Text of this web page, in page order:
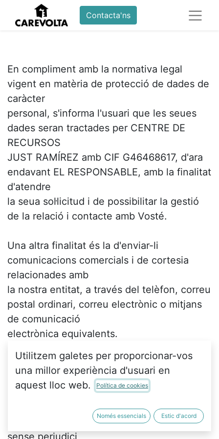
Contacta'ns
En compliment amb la normativa legal
vigent en matèria de protecció de dades de
caràcter
personal, s'informa l'usuari que les seues
dades seran tractades per CENTRE DE
RECURSOS
JUST RAMÍREZ amb CIF G46468617, d'ara
endavant EL RESPONSABLE, amb la finalitat
d'atendre
la seua sol·licitud i de possibilitar la gestió
de la relació i contacte amb Vosté.
Una altra finalitat és la d'enviar-li
comunicacions comercials i de cortesia
relacionades amb
la nostra entitat, a través del telèfon, correu
postal ordinari, correu electrònic o mitjans
de comunicació
electrònica equivalents.
Si l'usuari no marca l'acceptació de la
casella corresponent abans de l'enviament
de la sol·licitud
de consulta, no rebrà comunicacions
comercials i d'interés d'aquesta entitat,
sense perjudici
Utilitzem galetes per proporcionar-vos
una millor experiència d'usuari en
aquest lloc web.
Política de cookies
Només essencials Estic d'acord